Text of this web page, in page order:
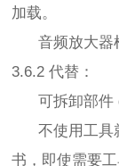
加载。
音频放大器根
3.6.2 代替：
可拆卸部件
不使用工具
书，即使需要